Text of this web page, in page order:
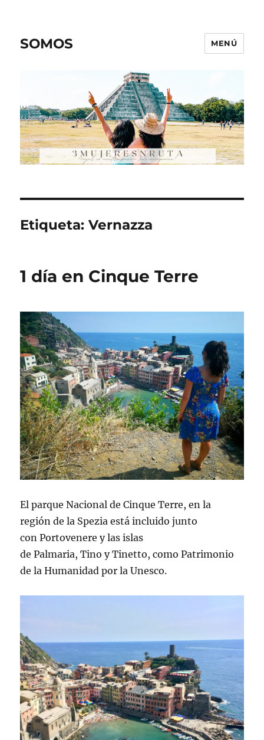
SOMOS MENÚ
Etiqueta:Vernazza
1 día en Cinque Terre
El parque Nacional de Cinque Terre, en la
región de la Spezia está incluido junto
con Portovenere y las islas
de Palmaria, Tino y Tinetto, como Patrimonio
de la Humanidad por la Unesco.